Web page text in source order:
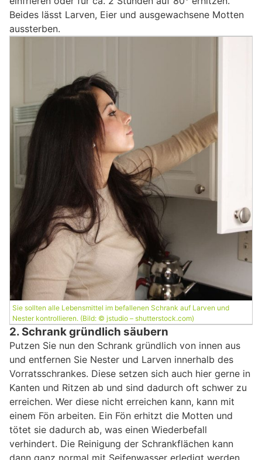
Beides lässt Larven, Eier und ausgewachsene Motten
aussterben.
Sie sollten alle Lebensmittel im befallenen Schrank auf Larven und
Nester kontrollieren. (Bild: © jstudio – shutterstock.com)
2. Schrank gründlich säubern
Putzen Sie nun den Schrank gründlich von innen aus
und entfernen Sie Nester und Larven innerhalb des
Vorratsschrankes. Diese setzen sich auch hier gerne in
Kanten und Ritzen ab und sind dadurch oft schwer zu
erreichen. Wer diese nicht erreichen kann, kann mit
einem Fön arbeiten. Ein Fön erhitzt die Motten und
tötet sie dadurch ab, was einen Wiederbefall
verhindert. Die Reinigung der Schrankflächen kann
dann ganz normal mit Seifenwasser erledigt werden.